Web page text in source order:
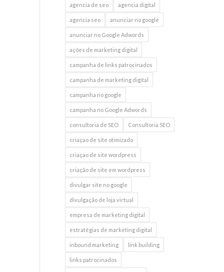
agencia de seo agencia digital
agencia seo anunciar no google
anunciar no Google Adwords
ações de marketing digital
campanha de links patrocinados
campanha de marketing digital
campanha no google
campanha no Google Adwords
consultoria de SEO Consultoria SEO
criaçao de site otimizado
criaçao de site wordpress
criação de site em wordpress
divulgar site no google
divulgação de loja virtual
empresa de marketing digital
estratégias de marketing digital
inbound marketing link building
links patrocinados